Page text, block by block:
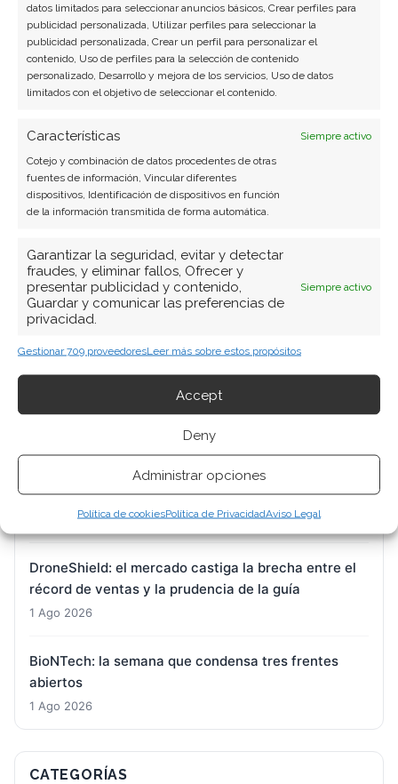
datos limitados para seleccionar anuncios básicos, Crear perfiles para
publicidad personalizada, Utilizar perfiles para seleccionar la
publicidad personalizada, Crear un perfil para personalizar el
contenido, Uso de perfiles para la selección de contenido
personalizado, Desarrollo y mejora de los servicios, Uso de datos
limitados con el objetivo de seleccionar el contenido.
Características
Siempre activo
Cotejo y combinación de datos procedentes de otras
fuentes de información, Vincular diferentes
dispositivos, Identificación de dispositivos en función
de la información transmitida de forma automática.
Garantizar la seguridad, evitar y detectar
fraudes, y eliminar fallos, Ofrecer y
presentar publicidad y contenido,
Guardar y comunicar las preferencias de
privacidad.
Siempre activo
Gestionar 709 proveedoresLeer más sobre estos propósitos
Accept
Deny
Administrar opciones
Política de cookiesPolítica de PrivacidadAviso Legal
BUSCAR
ARTÍCULOS RECIENTES
la navaja entre récords históricos y una liquidación
forzosa
1 Ago 2026
SK Hynix: el pacto con Nvidia y las compras del
presidente desatan el mayor rally del Kospi en 17
Almonty Industries: el adiós definitivo a Toronto y
Sídney deja a Nasdaq como único gran escenario
1 Ago 2026
DroneShield: el mercado castiga la brecha entre el
récord de ventas y la prudencia de la guía
1 Ago 2026
BioNTech: la semana que condensa tres frentes
abiertos
1 Ago 2026
CATEGORÍAS